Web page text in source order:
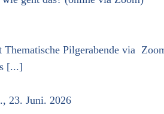
Pilgerabende via
[...]
23. Juni. 2026